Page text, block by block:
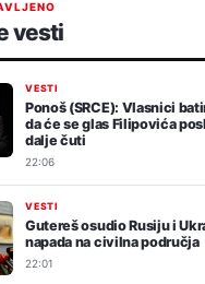
vesti
VESTI
Ponoš (SRCE): Vlasnici
da će se glas Filipovića
dalje čuti
22:06
VESTI
Gutereš osudio Rusiju i
napada na civilna područja
22:01